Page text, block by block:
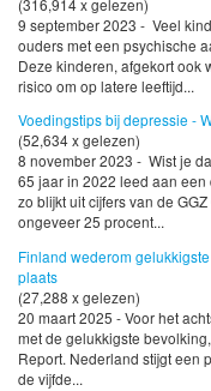
9 september 2023 - Veel
ouders met een psychische
Deze kinderen, afgekort ook
risico om op latere leeftijd...
Voedingstips bij depressie -
(52,634 x gelezen)
8 november 2023 - Wist je
65 jaar in 2022 leed aan
zo blijkt uit cijfers van de
ongeveer 25 procent...
Finland wederom
plaats
(27,288 x gelezen)
20 maart 2025 - Voor het
met de gelukkigste
Report. Nederland stijgt een
de vijfde...